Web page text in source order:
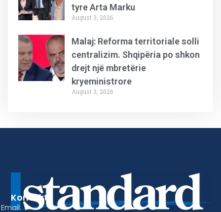
tyre Arta Marku
August 3, 2026
Malaj: Reforma territoriale solli
centralizim. Shqipëria po shkon
drejt një mbretërie
kryeministrore
August 3, 2026
Kontakt
Email: